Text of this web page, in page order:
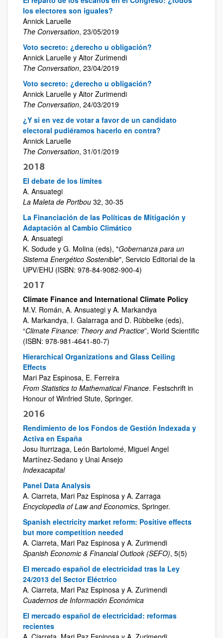
los electores son iguales?
Annick Laruelle
The Conversation, 23/05/2019
Voto secreto: ¿derecho u obligación?
Annick Laruelle y Aitor Zurimendi
The Conversation, 23/04/2019
Voto secreto: ¿derecho u obligación?
Annick Laruelle y Aitor Zurimendi
The Conversation, 24/03/2019
¿Y si en vez de votar a favor de un candidato
electoral pudiéramos hacerlo en contra?
Annick Laruelle
The Conversation, 31/01/2019
2018
El debate de los límites
A. Ansuategi
La Maleta de Portbou 32, 30-35
La Financiación de las Políticas de Mitigación y
Adaptación al Cambio Climático
A. Ansuategi
K. Sodude y G. Molina (eds), "Gobernanza para un
Sistema Energético Sostenible", Servicio Editorial de la
UPV/EHU (ISBN: 978-84-9082-900-4)
2017
Climate Finance and International Climate Policy
M.V. Román, A. Ansuategi y A. Markandya
A. Markandya, I. Galarraga and D. Rübbelke (eds),
“Climate Finance: Theory and Practice”, World Scientific
(ISBN: 978-981-4641-80-7)
Hierarchical Organizations and Glass Ceiling
Effects
Mari Paz Espinosa, E. Ferreira
From Statistics to Mathematical Finance. Festschrift in
Honour of Winfried Stute, Springer.
2016
Rendimiento de los Fondos de Gestión Indexada y
Activa en España
Josu Iturrizaga, León Bartolomé, Miguel Angel
Martínez-Sedano y Unai Ansejo
Indexacapital
Panel Data Analysis
A. Ciarreta, Mari Paz Espinosa y A. Zarraga
Encyclopedia of Law and Economics, Springer.
Spanish electricity market reform: Positive effects
but more competition needed
A. Ciarreta, Mari Paz Espinosa y A. Zurimendi
Spanish Economic & Financial Outlook (SEFO), 5(5)
El mercado español de electricidad tras la Ley
24/2013 del Sector Eléctrico
A. Ciarreta, Mari Paz Espinosa y A. Zurimendi
Cuadernos de Información Económica
El mercado español de electricidad: reformas
recientes